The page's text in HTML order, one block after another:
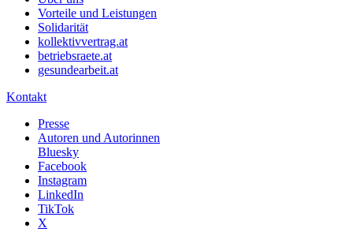
Vorteile und Leistungen
Solidarität
kollektivvertrag.at
betriebsraete.at
gesundearbeit.at
Kontakt
Presse
Autoren und Autorinnen
Bluesky
Facebook
Instagram
LinkedIn
TikTok
X